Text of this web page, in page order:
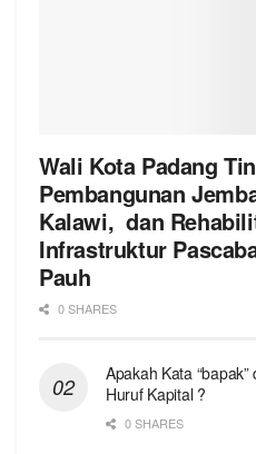
Wali Kota Padang
Pembangunan
Kalawi, dan
Infrastruktur
Pauh
0 SHARES
Apakah Kata
Huruf Kapital ?
0 SHARES